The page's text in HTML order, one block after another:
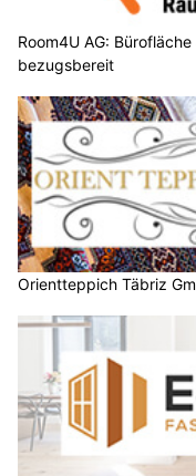
Room4U AG:
bezugsbereit
Orientteppich Täbriz